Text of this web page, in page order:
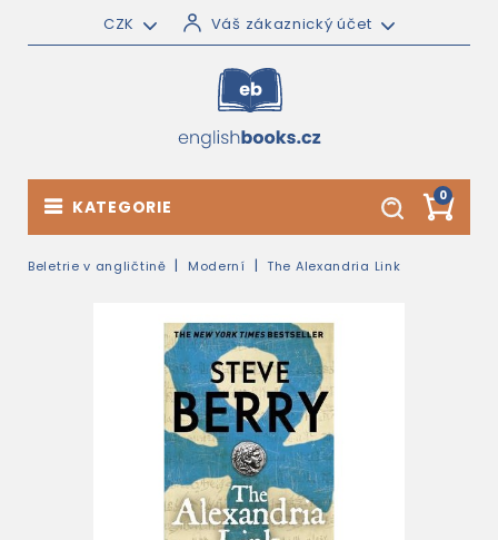
CZK Váš zákaznický účet
0
KATEGORIE
Beletrie v angličtině Moderní The Alexandria Link